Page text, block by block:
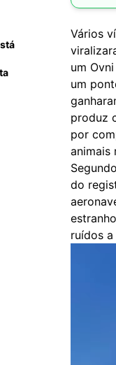
Vários
um
um
produz
por
animais
do
ruídos a